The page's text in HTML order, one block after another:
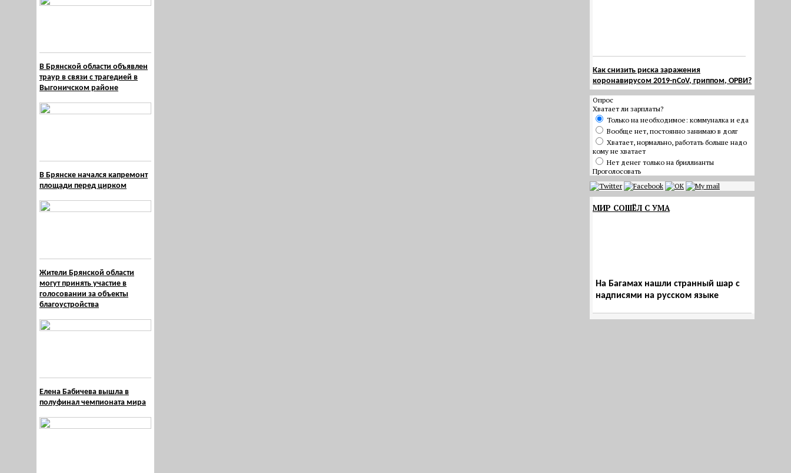
В Брянской области объявлен
траур в связи с трагедией в
Выгоничском районе
В Брянске начался капремонт
площади перед цирком
Жители Брянской области
могут принять участие в
голосовании за объекты
благоустройства
Елена Бабичева вышла в
полуфинал чемпионата мира
Как снизить риска заражения
коронавирусом 2019-nCoV, гриппом, ОРВИ?
Опрос
Хватает ли зарплаты?
Только на необходимое: коммуналка и еда
Вообще нет, постоянно занимаю в долг
Хватает, нормально, работать больше надо
кому не хватает
Нет денег только на бриллианты
Проголосовать
МИР СОШЁЛ С УМА
На Багамах нашли странный шар с
надписями на русском языке